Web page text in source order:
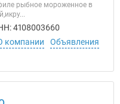
рыбное мороженное в
4108003660
компании
Объявления